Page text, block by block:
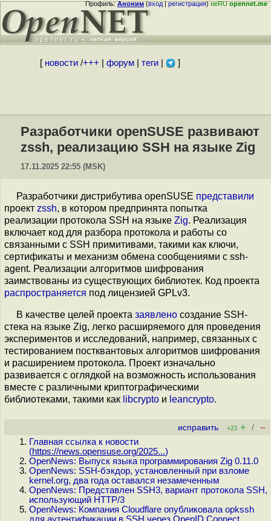
Профиль:Аноним(вход|регистрация)неRUopennet.me
[ новости/+++ форум| теги| ]
Разработчики openSUSE развивают
zssh, реализацию SSH на языке Zig
17.11.2025 22:55 (MSK)
Разработчики дистрибутива openSUSE представили
проект zssh, в котором предпринята попытка
реализации протокола SSH на языке Zig. Реализация
включает код для разбора протокола и работы со
связанными с SSH примитивами, такими как ключи,
сертификаты и механизм обмена сообщениями с ssh-
agent. Реализации алгоритмов шифрования
заимствованы из существующих библиотек. Код проекта
распространяется под лицензией GPLv3.
В качестве целей проекта заявлено создание SSH-
стека на языке Zig, легко расширяемого для проведения
экспериментов и исследований, например, связанных с
тестированием постквантовых алгоритмов шифрования
и расширением протокола. Проект изначально
развивается с оглядкой на возможность использования
вместе с различными криптографическими
библиотеками, такими как libcrypto и leancrypto.
исправить +21 + / –
Главная ссылка к новости
(https://news.opensuse.org/2025...)
OpenNews: Выпуск языка программирования Zig 0.11.0
OpenNews: SSH-бэкдор, установленный при взломе
kernel.org, два года оставался незамеченным
OpenNews: Представлен SSH3, вариант протокола SSH,
использующий HTTP/3
OpenNews: Компания Cloudflare опубликовала opkssh